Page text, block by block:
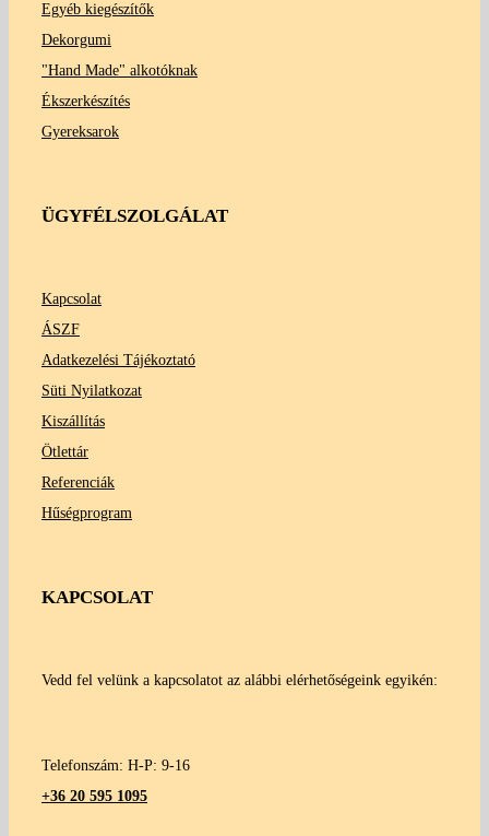
Egyéb kiegészítők
Dekorgumi
"Hand Made" alkotóknak
Ékszerkészítés
Gyereksarok
ÜGYFÉLSZOLGÁLAT
Kapcsolat
ÁSZF
Adatkezelési Tájékoztató
Süti Nyilatkozat
Kiszállítás
Ötlettár
Referenciák
Hűségprogram
KAPCSOLAT
Vedd fel velünk a kapcsolatot az alábbi elérhetőségeink egyikén:
Telefonszám: H-P: 9-16
+36 20 595 1095